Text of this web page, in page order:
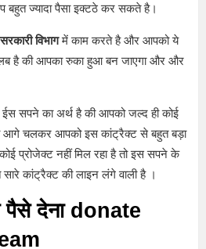
ज्यादा पैसा इक्टठे कर सकते है।
विभागमें काम करते है और आपको ये
है की आपका रुका हुआ बन जाएगा और और
सपने का अर्थ है की आपको जल्द ही कोई
आगे चलकर आपको इस कांट्रैक्ट से बहुत बड़ा
प्रोजेक्ट नहीं मिल रहा है तो इस सपने के
कांट्रैक्ट की लाइन लंगे वाली है ।
पैसे देना donate